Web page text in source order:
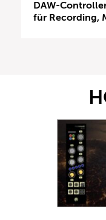
DAW-
für Recording,